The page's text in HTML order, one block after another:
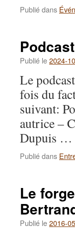
Publié dans
Publié le2024-
Le
fois du
suivant:
autrice –
Dupuis …
Publié dans
Le
Publié le2016-